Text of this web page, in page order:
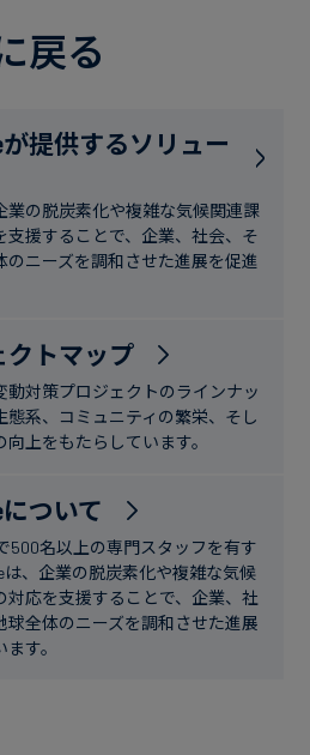
へ
り
み
ガ
ス
食
飲
料
ス
テ
ナ
ブ
フ
ァ
イ
ナ
ン
ブ
ロ
ー
ス
ス
デ
ィ
ニ
ー
ス
戻る
が提供するソリュー
業の脱炭素化や複雑な気候関連課
支援することで、企業、社会、そ
のニーズを調和させた進展を促進
クトマップ
動対策プロジェクトのラインナッ
態系、コミュニティの繁栄、そし
向上をもたらしています。
について
500名以上の専門スタッフを有す
は、企業の脱炭素化や複雑な気候
対応を支援することで、企業、社
球全体のニーズを調和させた進展
す。